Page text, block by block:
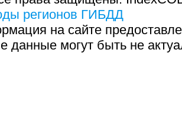
регионов ГИБДД
на сайте
данные могут быть не